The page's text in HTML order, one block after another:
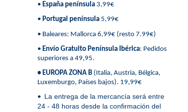
• España península3,99€
• Portugal península5,99€
• Baleares: Mallorca 6,99€ (resto 7.99€)
• Envío Gratuito Península Ibérica: Pedidos
superiores a 49,95.
• EUROPA ZONA B(Italia, Austria, Bélgica,
Luxemburgo, Países bajos). 19,99€
• La entrega de la mercancía será entre
24 - 48 horas desde la confirmación del